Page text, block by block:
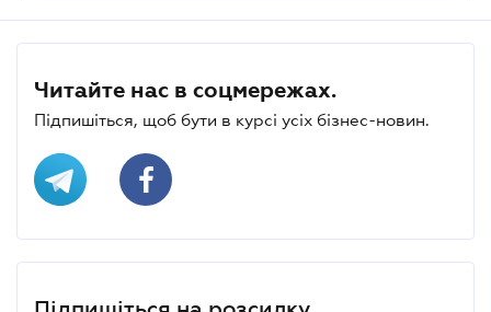
Читайте нас в соцмережах.
Підпишіться, щоб бути в курсі усіх бізнес-новин.